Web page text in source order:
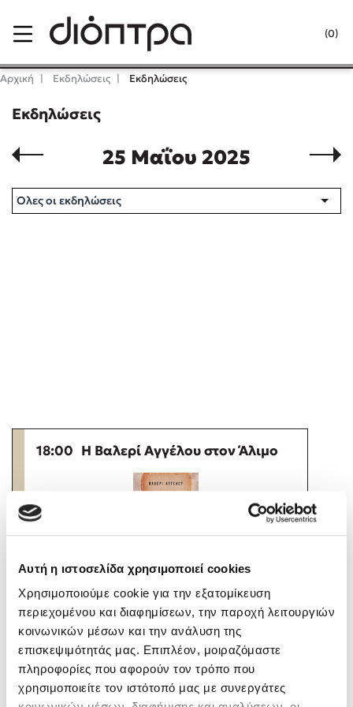
Αυτή η ιστοσελίδα χρησιμοποιεί cookies
Χρησιμοποιούμε cookie για την εξατομίκευση
περιεχομένου και διαφημίσεων, την παροχή λειτουργιών
κοινωνικών μέσων και την ανάλυση της
επισκεψιμότητάς μας. Επιπλέον, μοιραζόμαστε
πληροφορίες που αφορούν τον τρόπο που
χρησιμοποιείτε τον ιστότοπό μας με συνεργάτες
(0)
Κλείσιμο
Το λιμάνι μου είσαι εσύ
Αρχική Εκδηλώσεις Εκδηλώσεις
Εκδηλώσεις
25 Μαΐου 2025
Όλες οι εκδηλώσεις
18:00 Η Βαλερί Αγγέλου στον Άλιμο
Θεατρική Σκηνή Αλίμου Κάρολος Κουν,
Υψηλάντου και Θησείου, Άλιμος
Η Βαλερί Αγγέλου στον Άλιμο
ΠΑΡΟΥΣΙΑΣΗ ΒΙΒΛΙΟΥ ΒΑΛΕΡΙ ΑΓΓΕΛΟΥ Ο Δήμος
Αλίμου, το βιβλιοπωλείο Μαφάλντα και οι
εκδόσεις Διόπτρα, σας προσκαλούν στην
παρουσίαση του βιβλίου της Βαλερί Αγγέλου με